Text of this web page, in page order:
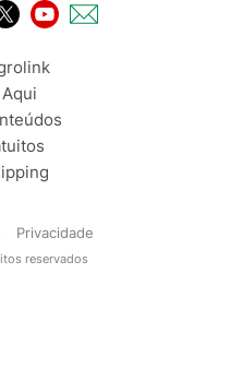
Privacidade
reservados